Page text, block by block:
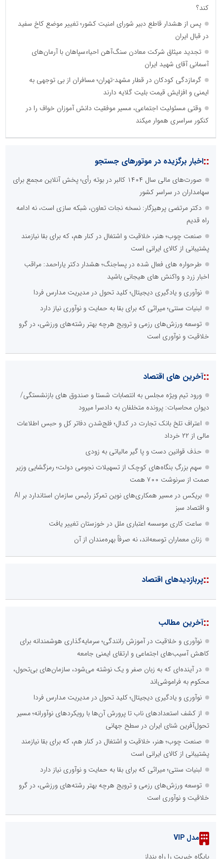
کند؟
پس از هشدار قاطع دبیر شورای امنیت کشور؛ تغییر موضع کاخ سفید
در قبال ایران
تجدید میثاق شرکت معادن سنگ‌آهن احیاءسپاهان با آرمان‌های
آسمانی آقای شهید ایران
گرمازدگی کودکان در قطار مشهد-تهران؛ مسافران از بی توجهی به
ایمنی و افزایش قیمت بلیت گلایه دارند
وقتی مسئولیت اجتماعی، مسیر موفقیت دانش آموزان خواف را در
کنکور سراسری هموار میکند
::اخبار برگزیده در موتورهای جستجو
صورت‌های مالی سال ۱۴۰۴ کالبر در بوته رأی؛ پخش آنلاین مجمع برای
سهامداران در سراسر کشور
دکتر مرتضی پرهیزگار: نسخه نجات تعاون، شبکه سازی است، نه ادامه
راه قدیم
صنعت چوب؛ هنر، خلاقیت و اشتغال در کنار هم، که برای بقا نیازمند
پشتیبانی از کالای ایرانی است
طرحواره های فعال شده در پساجنگ؛ هشدار دکتر یاراحمد: مراقب
اخبار زرد و واکنش های هیجانی باشید
نوآوری و یادگیری دیجیتال؛ کلید تحول در مدیریت مدارس فردا
لبنیات سنتی؛ میراثی که برای بقا به حمایت و نوآوری نیاز دارد
توسعه ورزش‌های رزمی و ترویج هرچه بهتر رشته‌های ورزشی، در گرو
خلاقیت و نوآوری است
::آخرین های اقتصاد
ورود تیم ویژه مجلس به انتصابات شستا و صندوق های بازنشستگی/
دیوان محاسبات: پرونده متخلفان به دادسرا میرود
اعتراف تلخ بانک تجارت در کدال؛ فلج‌شدن دفاتر کل و حبس اطلاعات
مالی از ۲۲ خرداد
حذف قوانین دست و پا گیر مالیاتی به زودی
سهم بزرگِ بنگاه‌های کوچک از تسهیلات نجومی دولت؛ رمزگشایی وزیر
صمت از سرنوشت ۷۰۰ همت
بریکس در مسیر همکاری‌های نوین تمرکز رئیس سازمان استاندارد بر AI
و اقتصاد سبز
ساعت کاری موسسه اعتباری ملل در خوزستان تغییر یافت
زنان معماران توسعه‌اند، نه صرفاً بهره‌مندان از آن
::پربازدیدهای اقتصاد
::آخرین مطالب
نوآوری و خلاقیت در آموزش رانندگی؛ سرمایه‌گذاری هوشمندانه برای
کاهش آسیب‌های اجتماعی و ارتقای ایمنی جامعه
در آینده‌ای که به زبان صفر و یک نوشته می‌شود، سازمان‌های بی‌تحول،
محکوم به فراموشی‌اند
نوآوری و یادگیری دیجیتال؛ کلید تحول در مدیریت مدارس فردا
از کشف استعدادهای ناب تا پرورش آن‌ها با رویکردهای نوآورانه؛ مسیر
تحول‌آفرین شنای ایران در سطح جهانی
صنعت چوب؛ هنر، خلاقیت و اشتغال در کنار هم، که برای بقا نیازمند
پشتیبانی از کالای ایرانی است
لبنیات سنتی؛ میراثی که برای بقا به حمایت و نوآوری نیاز دارد
توسعه ورزش‌های رزمی و ترویج هرچه بهتر رشته‌های ورزشی، در گرو
خلاقیت و نوآوری است
مدل VIP
پایگاه خبریت را راه بنداز